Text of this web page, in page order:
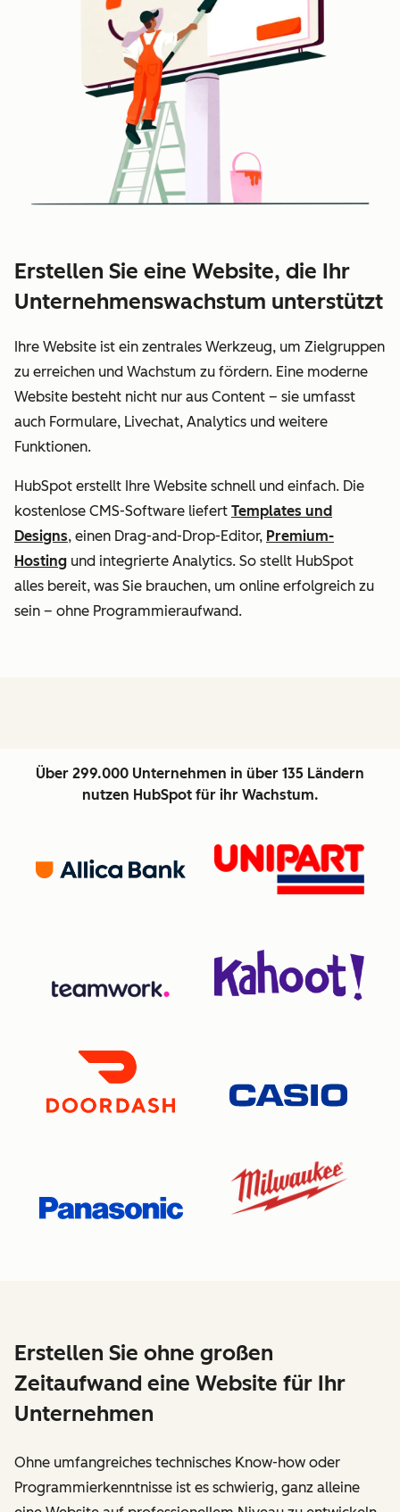
Erstellen Sie eine Website, die Ihr
Unternehmenswachstum unterstützt
Ihre Website ist ein zentrales Werkzeug, um Zielgruppen
zu erreichen und Wachstum zu fördern. Eine moderne
Website besteht nicht nur aus Content – sie umfasst
auch Formulare, Livechat, Analytics und weitere
Funktionen.
HubSpot erstellt Ihre Website schnell und einfach. Die
kostenlose CMS-Software liefert Templates und
Designs, einen Drag-and-Drop-Editor, Premium-
Hosting und integrierte Analytics. So stellt HubSpot
alles bereit, was Sie brauchen, um online erfolgreich zu
sein – ohne Programmieraufwand.
Über 299.000 Unternehmen in über 135 Ländern
nutzen HubSpot für ihr Wachstum.
Erstellen Sie ohne großen
Zeitaufwand eine Website für Ihr
Unternehmen
Ohne umfangreiches technisches Know-how oder
Programmierkenntnisse ist es schwierig, ganz alleine